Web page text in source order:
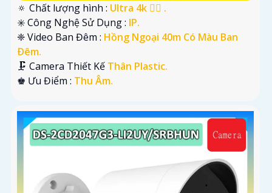
🔅 Chất lượng hình : Ultra 4k 👍🏾 .
✳️ Công Nghệ Sử Dụng : IP.
❈ Video Ban Đêm : Hồng Ngoại 40m Có Màu Ban
Ðêm.
🗜️ Camera Thiết Kế Thân Plastic.
️♚ Ưu Điểm : Thu Âm.